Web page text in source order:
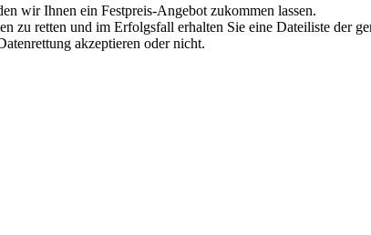
wir Ihnen ein Festpreis-Angebot zukommen lassen.
zu retten und im Erfolgsfall erhalten Sie eine Dateiliste der
akzeptieren oder nicht.